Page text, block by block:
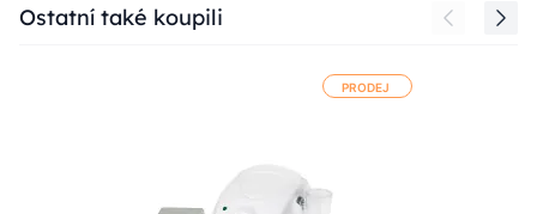
Press to skip carousel
Ostatní také koupili
PRODEJ